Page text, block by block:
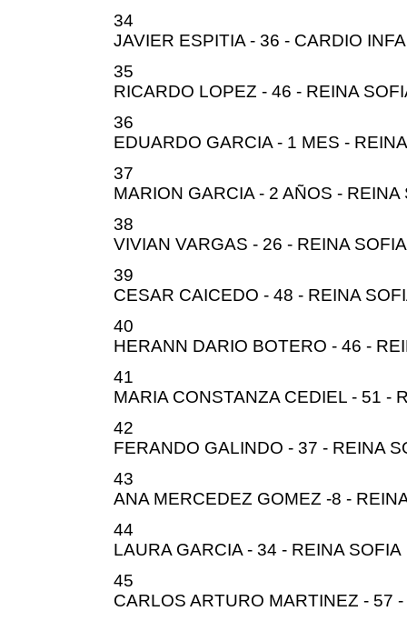
34
JAVIER ESPITIA - 36 - CARDIO
35
RICARDO LOPEZ - 46 - REINA
36
EDUARDO GARCIA - 1 MES -
37
MARION GARCIA - 2 AÑOS - REINA
38
VIVIAN VARGAS - 26 - REINA SOFIA
39
CESAR CAICEDO - 48 - REINA
40
HERANN DARIO BOTERO - 46 -
41
MARIA CONSTANZA CEDIEL - 51 -
42
FERANDO GALINDO - 37 - REINA
43
ANA MERCEDEZ GOMEZ -8 -
44
LAURA GARCIA - 34 - REINA SOFIA
45
CARLOS ARTURO MARTINEZ - 57